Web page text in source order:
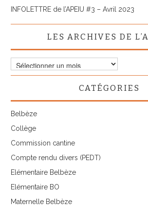
INFOLETTRE de l’APEIU #3 – Avril 2023
LES ARCHIVES DE
Les
archives
CATÉGORIES
Belbèze
Collège
Commission cantine
Compte rendu divers (PEDT)
Elémentaire Belbèze
Elémentaire BO
Maternelle Belbèze